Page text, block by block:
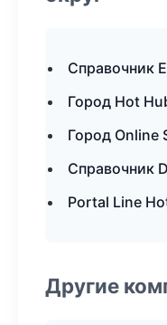
Справочник
Город Hot
Город
Справочник
Portal Line
Другие